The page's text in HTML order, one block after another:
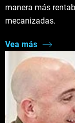
manera más
mecanizadas.
Vea más